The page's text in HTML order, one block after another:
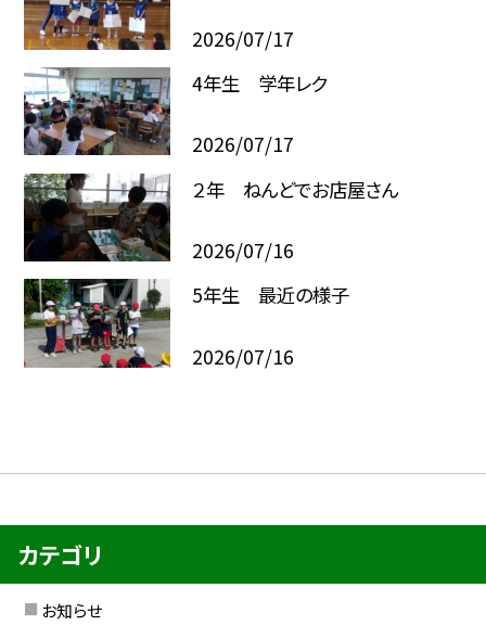
2026/07/17
4年生 学年レク
2026/07/17
２年 ねんどでお店屋さん
2026/07/16
5年生 最近の様子
2026/07/16
カテゴリ
お知らせ